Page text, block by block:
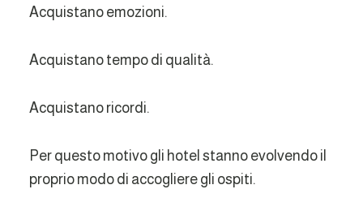
Acquistano emozioni.
Acquistano tempo di qualità.
Acquistano ricordi.
Per questo motivo gli hotel stanno evolvendo il
proprio modo di accogliere gli ospiti.